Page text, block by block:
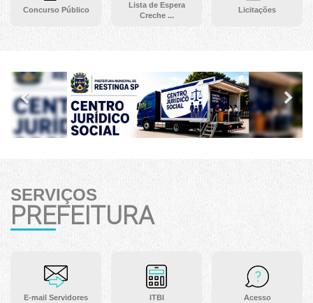
Concurso Público
Lista de Espera
Creche ...
Licitações
Previous
SERVIÇOS
PREFEITURA
E-mail Servidores ITBI Acesso